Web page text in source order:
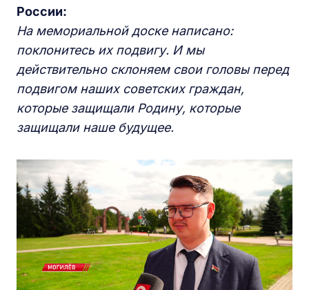
России:
На мемориальной доске написано:
поклонитесь их подвигу. И мы
действительно склоняем свои головы перед
подвигом наших советских граждан,
которые защищали Родину, которые
защищали наше будущее.